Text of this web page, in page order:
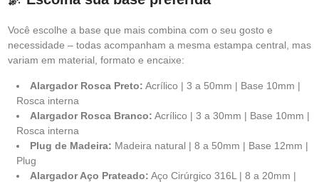
Você escolhe a base que mais combina com o seu gosto e
necessidade – todas acompanham a mesma estampa central, mas
variam em material, formato e encaixe:
Alargador Rosca Preto: Acrílico | 3 a 50mm | Base 10mm |
Rosca interna
Alargador Rosca Branco: Acrílico | 3 a 30mm | Base 10mm |
Rosca interna
Plug de Madeira: Madeira natural | 8 a 50mm | Base 12mm |
Plug
Alargador Aço Prateado: Aço Cirúrgico 316L | 8 a 20mm |